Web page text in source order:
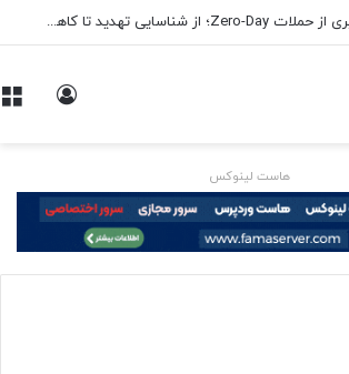
روش‌های جلوگیری از حملات Zero-Day؛ از شناسایی تهدید تا کاهش ریسک
هاست لینوکس